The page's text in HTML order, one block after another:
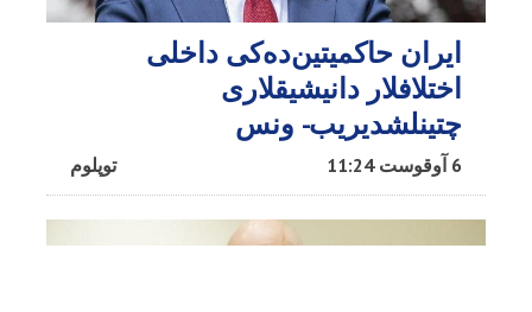
ایران حاکمیتین‌ده‌کی داخلی
اختلافلار دانیشیقلاری
چتینلشدیریب- ونس
توپلوم 6 آوقوست 11:24